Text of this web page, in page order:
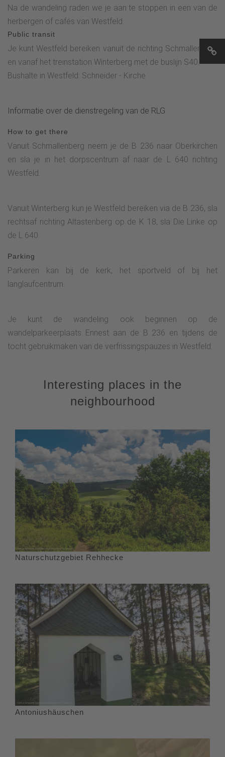
Na de wandeling raden we je aan te stoppen in een van de
herbergen of cafés van Westfeld.
Public transit
Je kunt Westfeld bereiken vanuit de richting Schmallenberg
en vanaf het treinstation Winterberg met de buslijn S40.
Bushalte in Westfeld: Schneider - Kirche
Informatie over de dienstregeling van de RLG
How to get there
Vanuit Schmallenberg neem je de B 236 naar Oberkirchen
en sla je in het dorpscentrum af naar de L 640 richting
Westfeld.
Vanuit Winterberg kun je Westfeld bereiken via de B 236, sla
rechtsaf richting Altastenberg op de K 18, sla Die Linke op
de L 640.
Parking
Parkeren kan bij de kerk, het sportveld of bij het
langlaufcentrum.
Je kunt de wandeling ook beginnen op de
wandelparkeerplaats Ennest aan de B 236 en tijdens de
tocht gebruikmaken van de verfrissingspauzes in Westfeld.
Interesting places in the
neighbourhood
Naturschutzgebiet Rehhecke
Antoniushäuschen